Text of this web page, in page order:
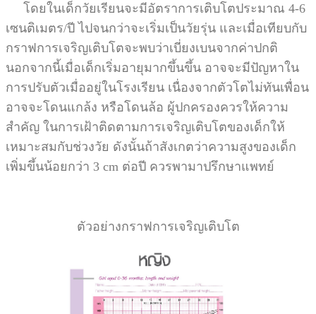
โดยในเด็กวัยเรียนจะมีอัตราการเติบโตประมาณ 4-6
เซนติเมตร/ปี ไปจนกว่าจะเริ่มเป็นวัยรุ่น และเมื่อเทียบกับ
กราฟการเจริญเติบโตจะพบว่าเบี่ยงเบนจากค่าปกติ
นอกจากนี้เมื่อเด็กเริ่มอายุมากขึ้นขึ้น อาจจะมีปัญหาใน
การปรับตัวเมื่ออยู่ในโรงเรียน เนื่องจากตัวโตไม่ทันเพื่อน
อาจจะโดนแกล้ง หรือโดนล้อ ผู้ปกครองควรให้ความ
สำคัญ ในการเฝ้าติดตามการเจริญเติบโตของเด็กให้
เหมาะสมกับช่วงวัย ดังนั้นถ้าสังเกตว่าความสูงของเด็ก
เพิ่มขึ้นน้อยกว่า 3 cm ต่อปี ควรพามาปรึกษาแพทย์
ตัวอย่างกราฟการเจริญเติบโต